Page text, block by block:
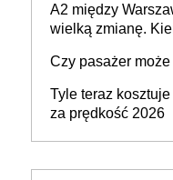
A2 między
wielką zmianę.
Czy pasażer
Tyle teraz
za prędkość 2026